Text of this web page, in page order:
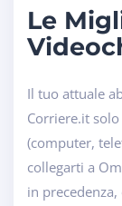
Le
Il tuo attuale
Corriere.it
(computer,
collegarti a
in